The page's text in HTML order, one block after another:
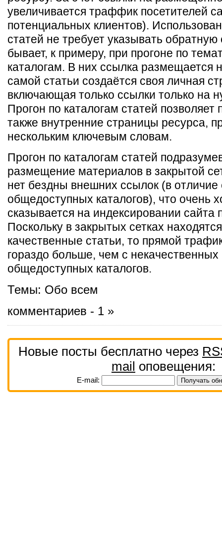
увеличивается траффик посетителей
потенциальных клиентов).
статей не требует указывать обратную
бывает, к примеру, при прогоне по
каталогам. В них ссылка размещается
самой статьи создаётся своя личная
включающая только ссылки только на
Прогон по каталогам статей позволяет
также внутренние страницы ресурса,
нескольким ключевым словам.
Прогон по каталогам статей
размещение материалов в закрытой
нет бездны внешних ссылок (в отличие
общедоступных каталогов), что очень
сказывается на индексировании сайта
Поскольку в закрытых сетках
качественные статьи, то прямой
гораздо больше, чем с некачественных
общедоступных каталогов.
Темы: Обо всем
комментариев - 1 »
Новые посты бесплатно через
mail оповещения:
E-mail: